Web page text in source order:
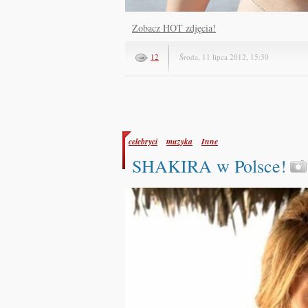
Zobacz HOT zdjęcia!
12 Środa, 11 lipca 2012, 15:30
celebryci muzyka Inne
SHAKIRA w Polsce!